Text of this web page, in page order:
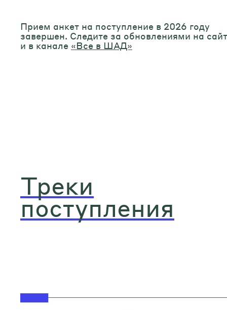
Прием анкет на поступление в 2026 году
завершен. Следите за обновлениями на
и в канале «Все в ШАД»
Треки
поступления